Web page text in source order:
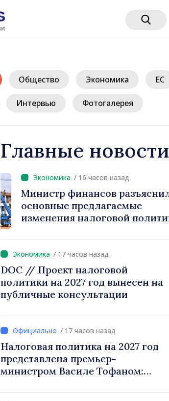
Общество Экономика ЕС
Интервью Фотогалерея
Главные новости
/ 16 часов назад
Министр финансов разъяснила
основные предлагаемые
изменения налоговой политики
2027 года по подоходному налогу
/ 17 часов назад
DOC // Проект налоговой
политики на 2027 год вынесен на
публичные консультации
/ 17 часов назад
Налоговая политика на 2027 год
представлена премьер-
министром Василе Тофаном: